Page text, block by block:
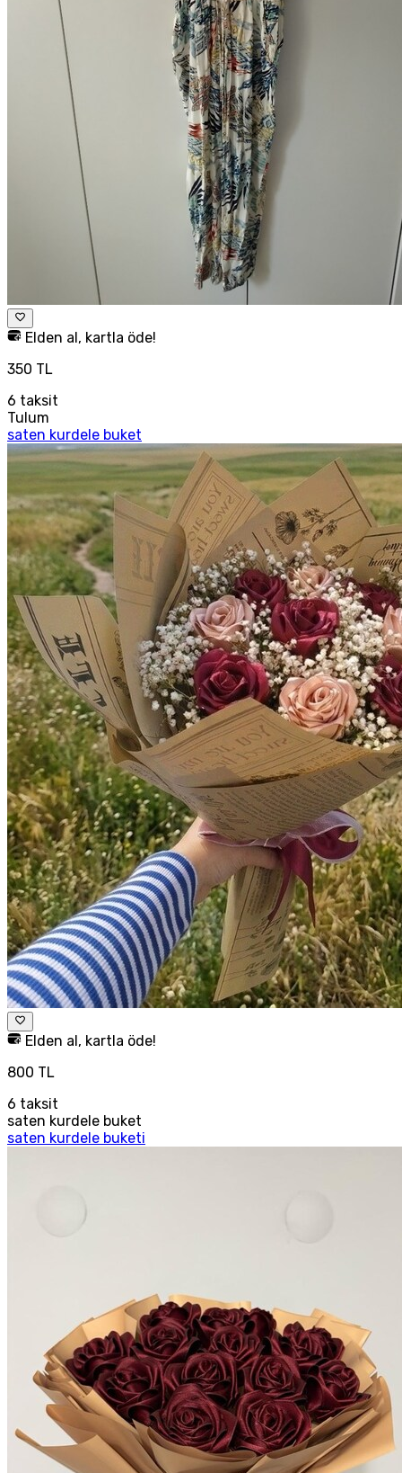
Elden al, kartla öde!
350 TL
6 taksit
Tulum
saten kurdele buket
Elden al, kartla öde!
800 TL
6 taksit
saten kurdele buket
saten kurdele buketi